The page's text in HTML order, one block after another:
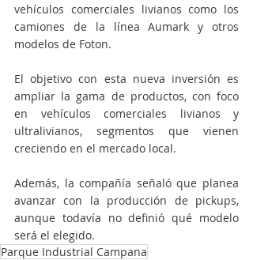
vehículos comerciales livianos como los
camiones de la línea Aumark y otros
modelos de Foton.
El objetivo con esta nueva inversión es
ampliar la gama de productos, con foco
en vehículos comerciales livianos y
ultralivianos, segmentos que vienen
creciendo en el mercado local.
Además, la compañía señaló que planea
avanzar con la producción de pickups,
aunque todavía no definió qué modelo
será el elegido.
Parque Industrial Campana